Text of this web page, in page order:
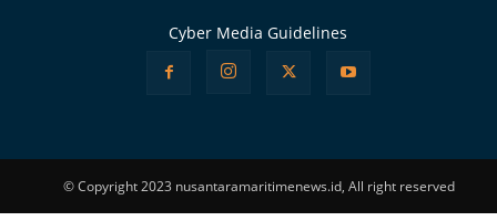
Cyber Media Guidelines
© Copyright 2023 nusantaramaritimenews.id, All right reserved